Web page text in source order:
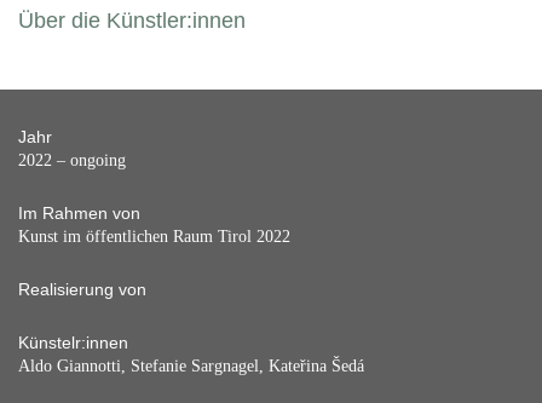
Über die Künstler:innen
Jahr
2022 – ongoing
Im Rahmen von
Kunst im öffentlichen Raum Tirol 2022
Realisierung von
Künstelr:innen
Aldo Giannotti, Stefanie Sargnagel, Kateřina Šedá